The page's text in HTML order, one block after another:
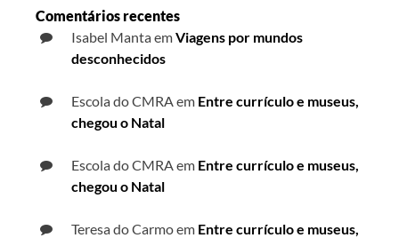
Comentários recentes
Isabel MantaemViagens por mundos
desconhecidos
Escola do CMRA em Entre currículo e museus,
chegou o Natal
Escola do CMRA em Entre currículo e museus,
chegou o Natal
Teresa do Carmoem Entre currículo e museus,